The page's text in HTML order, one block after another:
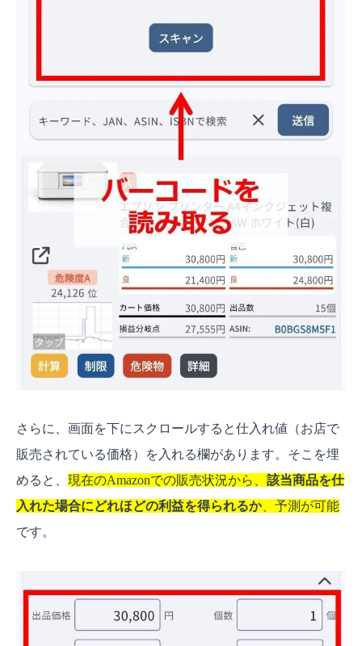
さらに、画面を下にスクロールすると仕入れ値（お店で
販売されている価格）を入れる欄があります。そこを埋
めると、 現在のAmazonでの販売状況から、 該当商品を仕
入れた場合にどれほどの利益を得られるか 、予測が可能
です。